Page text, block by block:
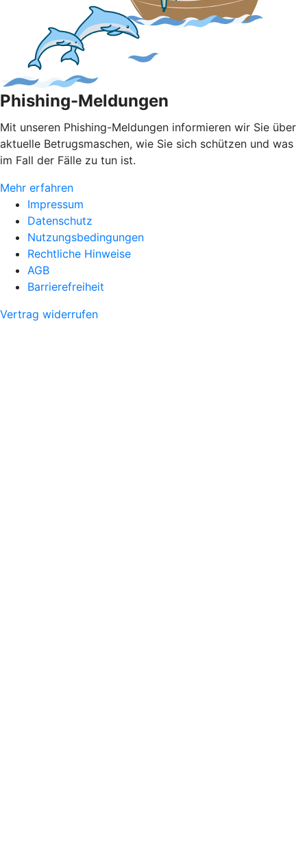
Phishing-Meldungen
Mit unseren Phishing-Meldungen informieren wir Sie über
aktuelle Betrugsmaschen, wie Sie sich schützen und was
im Fall der Fälle zu tun ist.
Mehr erfahren
Impressum
Datenschutz
Nutzungsbedingungen
Rechtliche Hinweise
AGB
Barrierefreiheit
Vertrag widerrufen